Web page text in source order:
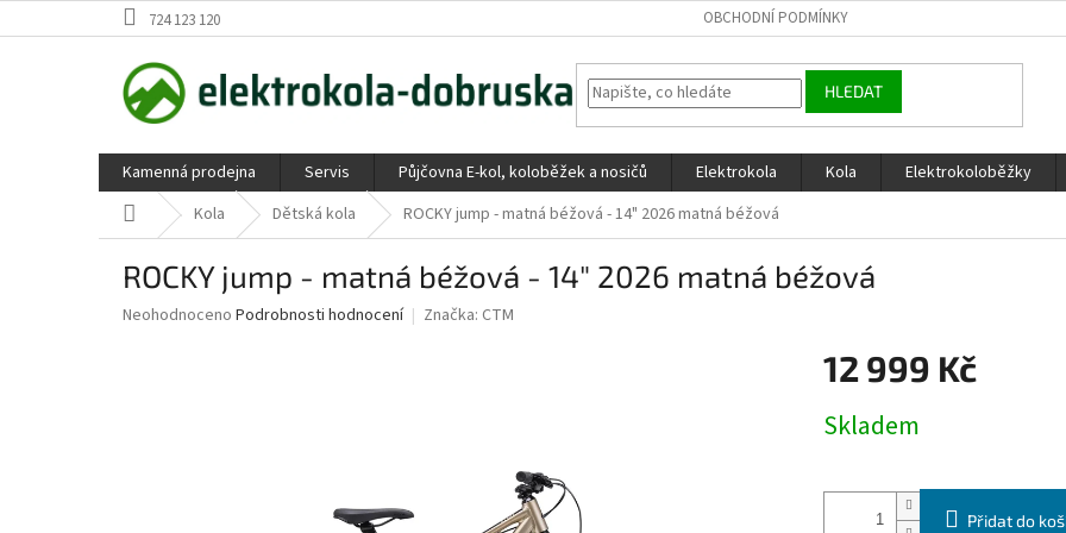
na
724 123 120 OBCHODNÍ PODMÍNKY
HLEDAT
Kamenná prodejna Servis Půjčovna E-kol, koloběžek a nosičů Elektrokola Kola Elektrokoloběžky
Domů Kola Dětská kola ROCKY jump - matná béžová - 14" 2026 matná béžová
ROCKY jump - matná béžová - 14" 2026 matná béžová
Průměrné
Neohodnoceno Podrobnosti hodnocení Značka: CTM
12 999 Kč
cena:
Skladem
Přidat do